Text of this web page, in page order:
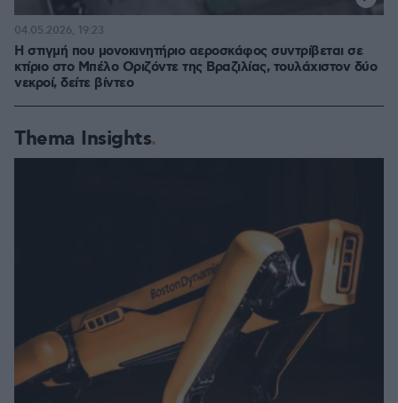
Η στιγμή που μονοκινητήριο αεροσκάφος συντρίβεται σε
κτίριο στο Μπέλο Οριζόντε της Βραζιλίας, τουλάχιστον δύο
νεκροί, δείτε βίντεο
04.05.2026, 19:23
Thema Insights